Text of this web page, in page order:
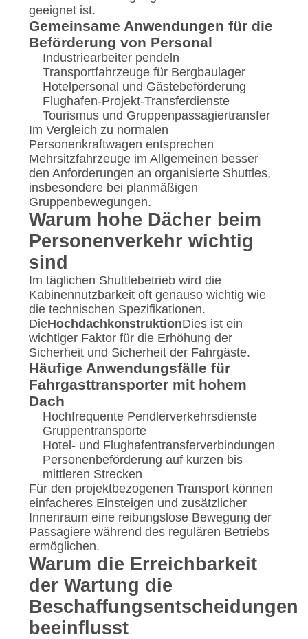
geeignet ist.
Gemeinsame Anwendungen für die
Beförderung von Personal
Industriearbeiter pendeln
Transportfahrzeuge für Bergbaulager
Hotelpersonal und Gästebeförderung
Flughafen-Projekt-Transferdienste
Tourismus und Gruppenpassagiertransfer
Im Vergleich zu normalen
Personenkraftwagen entsprechen
Mehrsitzfahrzeuge im Allgemeinen besser
den Anforderungen an organisierte Shuttles,
insbesondere bei planmäßigen
Gruppenbewegungen.
Warum hohe Dächer beim
Personenverkehr wichtig
sind
Im täglichen Shuttlebetrieb wird die
Kabinennutzbarkeit oft genauso wichtig wie
die technischen Spezifikationen.
DieHochdachkonstruktionDies ist ein
wichtiger Faktor für die Erhöhung der
Sicherheit und Sicherheit der Fahrgäste.
Häufige Anwendungsfälle für
Fahrgasttransporter mit hohem
Dach
Hochfrequente Pendlerverkehrsdienste
Gruppentransporte
Hotel- und Flughafentransferverbindungen
Personenbeförderung auf kurzen bis
mittleren Strecken
Für den projektbezogenen Transport können
einfacheres Einsteigen und zusätzlicher
Innenraum eine reibungslose Bewegung der
Passagiere während des regulären Betriebs
ermöglichen.
Warum die Erreichbarkeit
der Wartung die
Beschaffungsentscheidungen
beeinflusst